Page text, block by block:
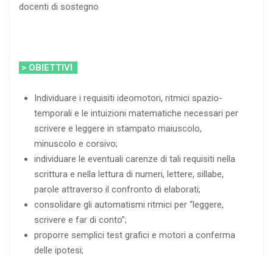
docenti di sostegno
> OBIETTIVI
Individuare i requisiti ideomotori, ritmici spazio-
temporali e le intuizioni matematiche necessari per
scrivere e leggere in stampato maiuscolo,
minuscolo e corsivo;
individuare le eventuali carenze di tali requisiti nella
scrittura e nella lettura di numeri, lettere, sillabe,
parole attraverso il confronto di elaborati;
consolidare gli automatismi ritmici per “leggere,
scrivere e far di conto”;
proporre semplici test grafici e motori a conferma
delle ipotesi;